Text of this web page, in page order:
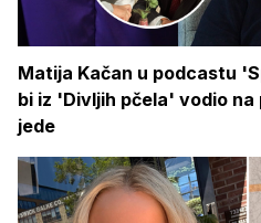
Matija Kačan u podcastu
bi iz 'Divljih pčela' vodio
jede